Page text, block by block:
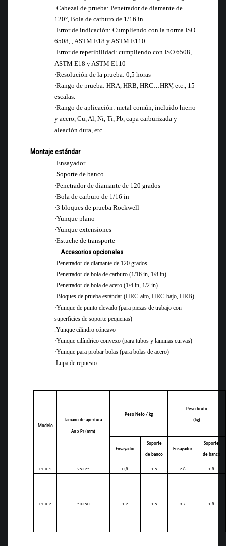
·Cabezal de prueba: Penetrador de diamante de
120°, Bola de carburo de 1/16 in
·Error de indicación: Cumpliendo con la norma ISO
6508, , ASTM E18 y ASTM E110
·Error de repetibilidad: cumpliendo con ISO 6508,
ASTM E18 y ASTM E110
·Resolución de la prueba: 0,5 horas
·Rango de prueba: HRA, HRB, HRC…HRV, etc., 15
escalas.
·Rango de aplicación: metal común, incluido hierro
y acero, Cu, Al, Ni, Ti, Pb, capa carburizada y
aleación dura, etc.
Montaje estándar
·Ensayador
·Soporte de banco
·Penetrador de diamante de 120 grados
·Bola de carburo de 1/16 in
·3 bloques de prueba Rockwell
·Yunque plano
·Yunque extensiones
·Estuche de transporte
Accesorios opcionales
·Penetrador de diamante de 120 grados
·Penetrador de bola de carburo (1/16 in, 1/8 in)
·Penetrador de bola de acero (1/4 in, 1/2 in)
·Bloques de prueba estándar (HRC-alto, HRC-bajo, HRB)
·Yunque de punto elevado (para piezas de trabajo con
superficies de soporte pequenas)
.Yunque cilindro cóncavo
·Yunque cilíndrico convexo (para tubos y laminas curvas)
·Yunque para probar bolas (para bolas de acero)
.Lupa de repuesto
Modelo
Tamano de apertura
An x Pr (mm)
Peso Neto / kg
Peso bruto
(kg)
Ensayador
Soporte
de banco
Ensayador
Soporte
de banco
PHR-1 25X25 0,8 1.5 2.8 1.8
PHR-2 50X50 1.2 1.5 3.7 1.8